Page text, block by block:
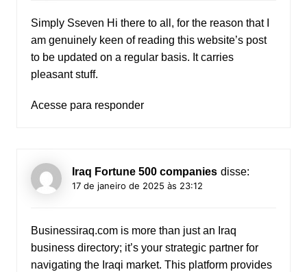
Simply Sseven Hi there to all, for the reason that I
am genuinely keen of reading this website’s post
to be updated on a regular basis. It carries
pleasant stuff.
Acesse para responder
Iraq Fortune 500 companies disse:
17 de janeiro de 2025 às 23:12
Businessiraq.com is more than just an Iraq
business directory; it’s your strategic partner for
navigating the Iraqi market. This platform provides